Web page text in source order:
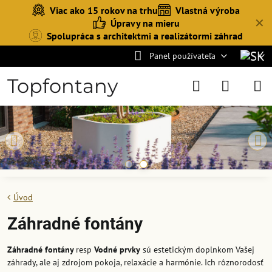
✕
Viac ako 15 rokov na trhu
Vlastná výroba
Úpravy na mieru
Spolupráca s architektmi a realizátormi záhrad
Panel používateľa
Topfontany
Úvod
Záhradné fontány
Záhradné fontány resp Vodné prvky sú estetickým doplnkom Vašej
záhrady, ale aj zdrojom pokoja, relaxácie a harmónie. Ich rôznorodosť